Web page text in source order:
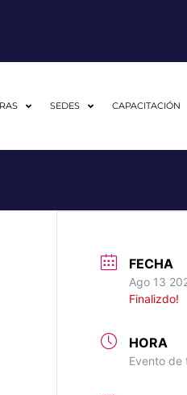
SEDES CAPACITACIÓN
FECHA
Ago 13
Finalizdo!
HORA
Evento de